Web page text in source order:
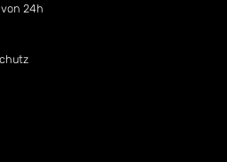
24h